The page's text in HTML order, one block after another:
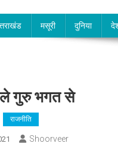
मसूरी दुनिया
गुरु भगत से
राजनीति
Shoorveer